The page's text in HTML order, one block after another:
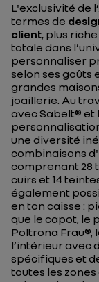
L'exclusivité de
termes de
client, plus
totale dans
personnaliser
selon ses goûts
grandes
joaillerie. Au
avec Sabelt® et
une diversité
combinaisons
comprenant 28
cuirs et 14
également
en ton caisse :
que le capot, le
Poltrona Frau®,
l’intérieur avec
spécifiques et
toutes les